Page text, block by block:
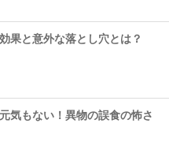
果と意外な落とし穴とは？
気もない！異物の誤食の怖さ